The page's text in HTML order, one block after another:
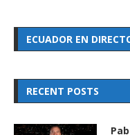
ECUADOR EN
RECENT POSTS